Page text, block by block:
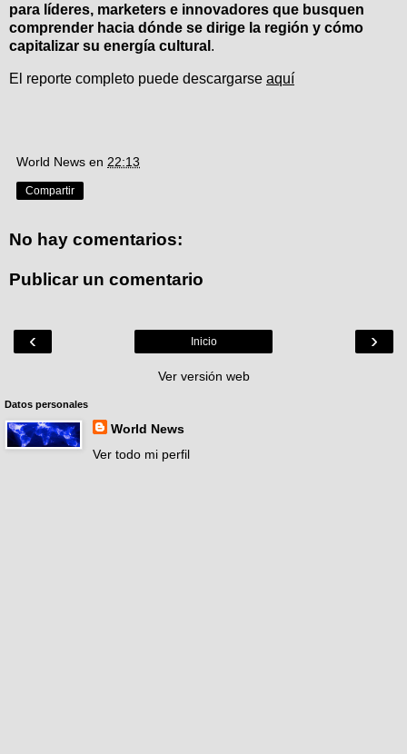
para líderes, marketers e innovadores que busquen
comprender hacia dónde se dirige la región y cómo
capitalizar su energía cultural .
El reporte completo puede descargarse aquí
World News en 22:13
Compartir
No hay comentarios:
Publicar un comentario
‹ ›
Inicio
Ver versión web
Datos personales
World News
Ver todo mi perfil